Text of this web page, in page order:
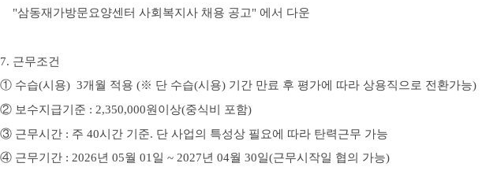
"삼동재가방문요양센터 사회복지사 채용 공고" 에서 다운
7. 근무조건
① 수습(시용) 3개월 적용 (※ 단 수습(시용) 기간 만료 후 평가에 따라 상용직으로 전환가능)
② 보수지급기준 : 2,350,000원이상(중식비 포함)
③ 근무시간 : 주 40시간 기준. 단 사업의 특성상 필요에 따라 탄력근무 가능
④ 근무기간 : 2026년 05월 01일 ~ 2027년 04월 30일(근무시작일 협의 가능)